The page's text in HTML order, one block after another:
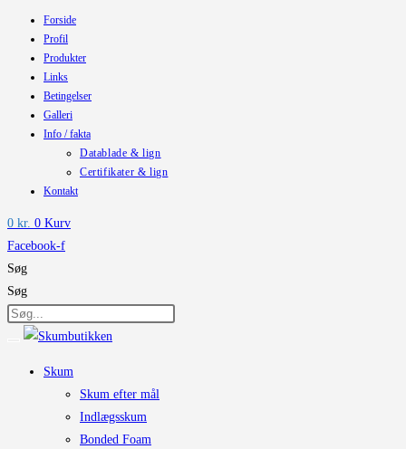
Forside
Profil
Produkter
Links
Betingelser
Galleri
Info / fakta
Datablade & lign
Certifikater & lign
Kontakt
0 kr. 0 Kurv
Facebook-f
Søg
Søg
Skum
Skum efter mål
Indlægsskum
Bonded Foam